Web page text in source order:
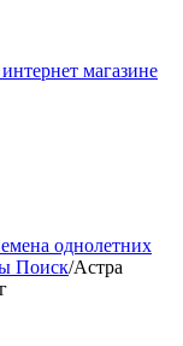
магазине
однолетних
Поиск/Астра